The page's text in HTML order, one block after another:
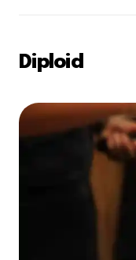
Diploid